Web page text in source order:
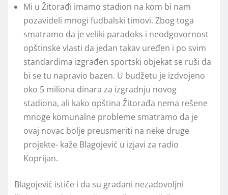
Mi u Žitorađi imamo stadion na kom bi nam
pozavideli mnogi fudbalski timovi. Zbog toga
smatramo da je veliki paradoks i neodgovornost
opštinske vlasti da jedan takav uređen i po svim
standardima izgrađen sportski objekat se ruši da
bi se tu napravio bazen. U budžetu je izdvojeno
oko 5 miliona dinara za izgradnju novog
stadiona, ali kako opština Žitorađa nema rešene
mnoge komunalne probleme smatramo da je
ovaj novac bolje preusmeriti na neke druge
projekte- kaže Blagojević u izjavi za radio
Koprijan.
Blagojević ističe i da su građani nezadovoljni